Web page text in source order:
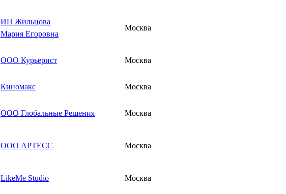
ИП Жильцова
Мария Егоровна
Москва
ООО Курьерист Москва
Киномакс Москва
ООО Глобальные Решения Москва
ООО АРТЕСС Москва
LikeMe Studio Москва